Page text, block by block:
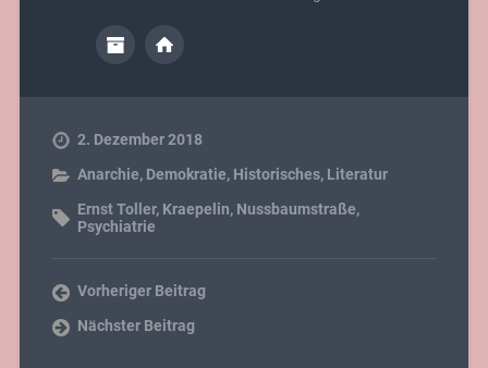
2. Dezember 2018
Anarchie, Demokratie, Historisches, Literatur
Ernst Toller, Kraepelin, Nussbaumstraße,
Psychiatrie
Vorheriger Beitrag
Nächster Beitrag